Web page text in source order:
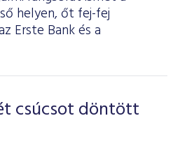
helyen, őt fej-fej
Erste Bank és a
csúcsot döntött